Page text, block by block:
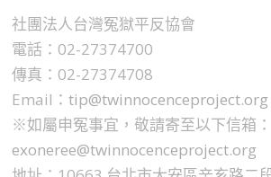
社團法人台灣冤獄平反協會
電話：02-27374700
傳真：02-27374708
Email：tip@twinnocenceproject.org
※如屬申冤事宜，敬請寄至以下信箱：
exoneree@twinnocenceproject.org